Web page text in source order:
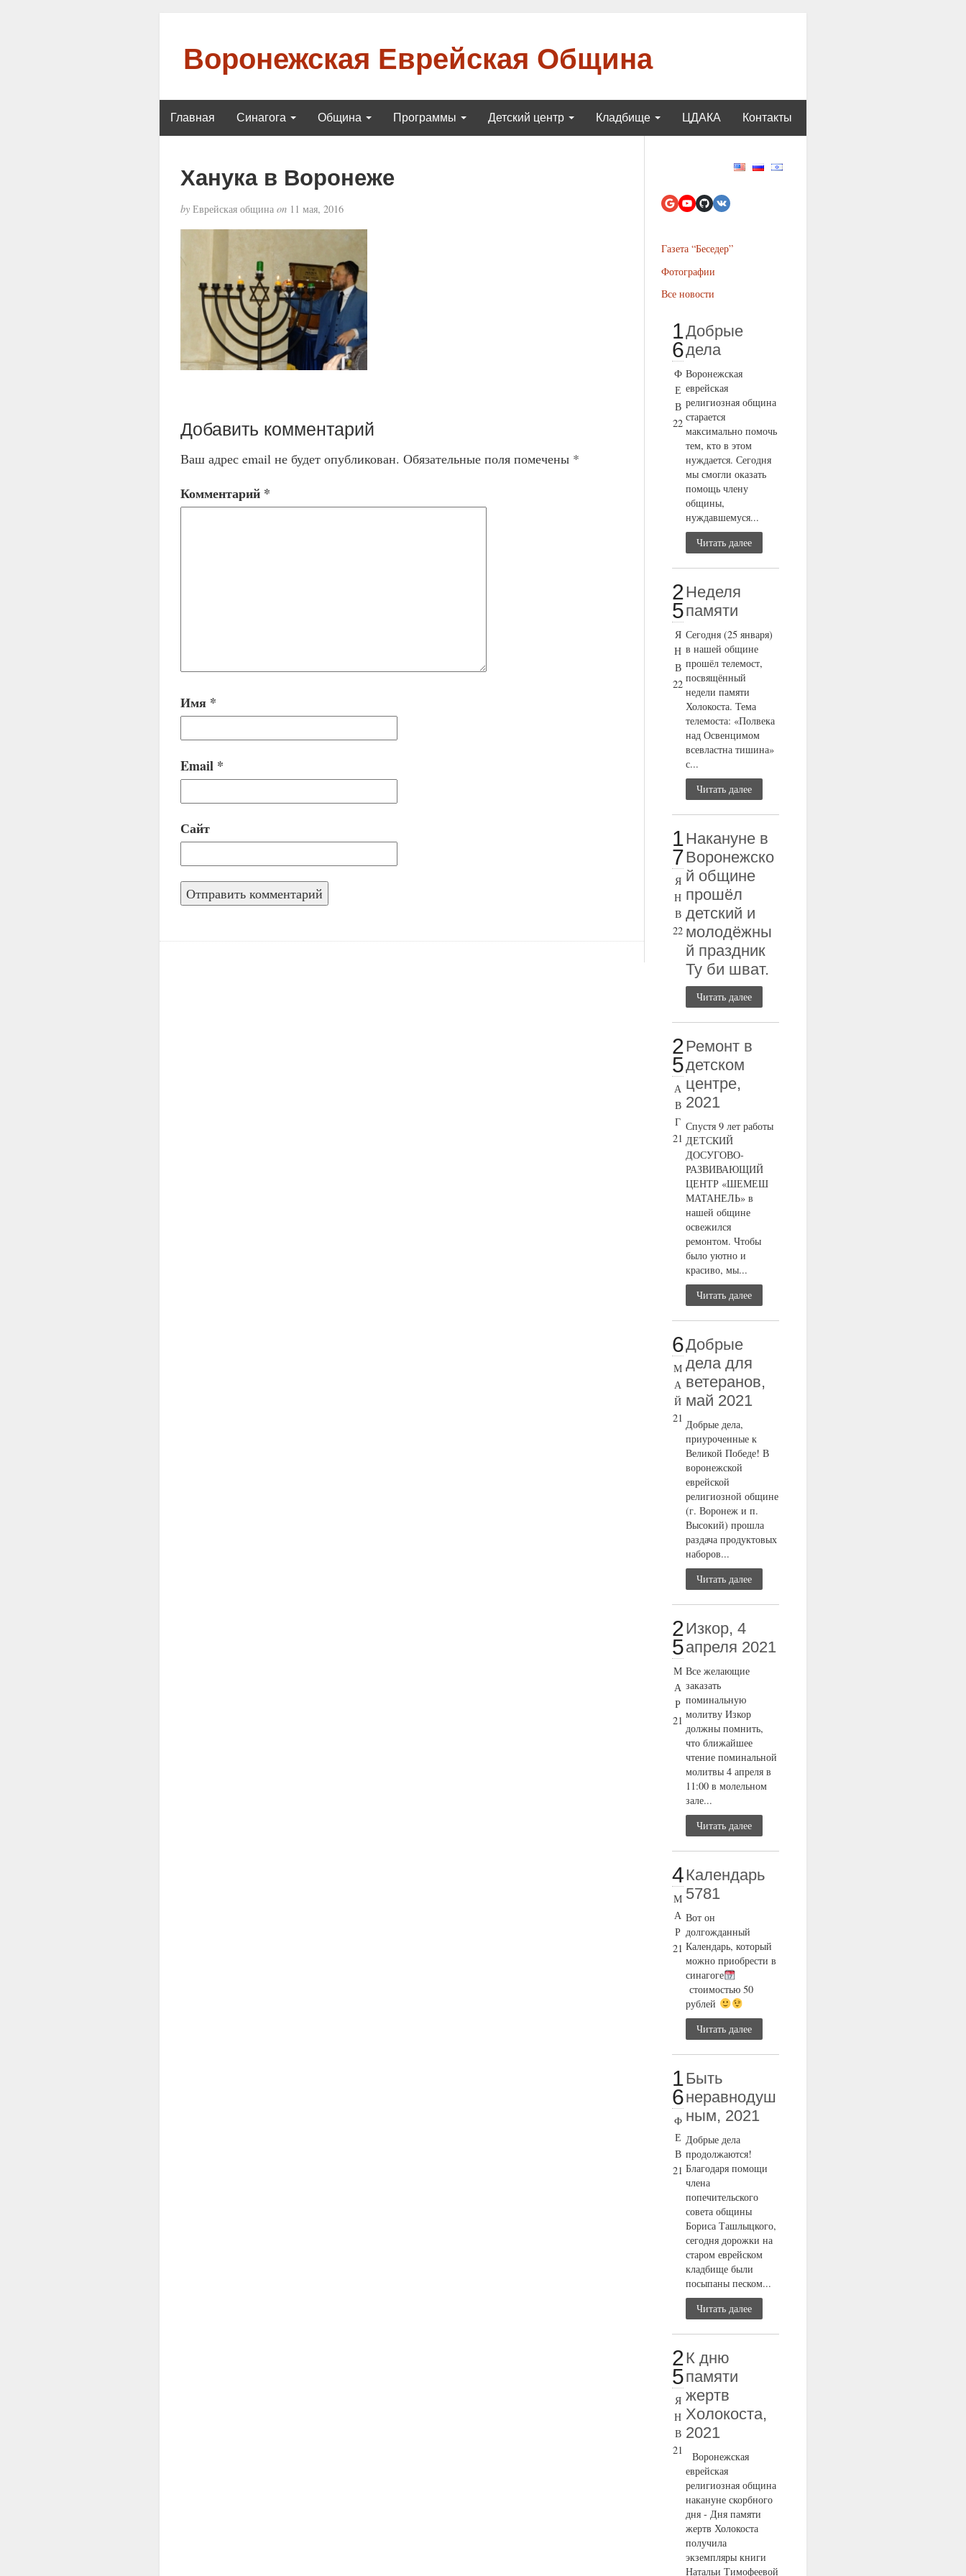
Воронежская Еврейская Община
Главная Синагога Община Программы Детский центр Кладбище ЦДАКА Контакты
Ханука в Воронеже
byЕврейская община on11 мая, 2016
Добавить комментарий
Ваш адрес email не будет опубликован. Обязательные поля помечены *
Комментарий *
Имя *
Email *
Сайт
Газета “Беседер”
Фотографии
Все новости
1
6
Ф
Е
В
22
Добрые
дела
Воронежская
еврейская
религиозная община
старается
максимально помочь
тем, кто в этом
нуждается. Сегодня
мы смогли оказать
помощь члену
общины,
нуждавшемуся...
Читать далее
2
5
Я
Н
В
22
Неделя
памяти
Сегодня (25 января)
в нашей общине
прошёл телемост,
посвящённый
недели памяти
Холокоста. Тема
телемоста: «Полвека
над Освенцимом
всевластна тишина»
с...
Читать далее
1
7
Я
Н
В
22
Накануне в
Воронежско
й общине
прошёл
детский и
молодёжны
й праздник
Ту би шват.
Читать далее
2
5
А
В
Г
21
Ремонт в
детском
центре,
2021
Спустя 9 лет работы
ДЕТСКИЙ
ДОСУГОВО-
РАЗВИВАЮЩИЙ
ЦЕНТР «ШЕМЕШ
МАТАНЕЛЬ» в
нашей общине
освежился
ремонтом. Чтобы
было уютно и
красиво, мы...
Читать далее
6
М
А
Й
21
Добрые
дела для
ветеранов,
май 2021
Добрые дела,
приуроченные к
Великой Победе! В
воронежской
еврейской
религиозной общине
(г. Воронеж и п.
Высокий) прошла
раздача продуктовых
наборов...
Читать далее
2
5
М
А
Р
21
Изкор, 4
апреля 2021
Все желающие
заказать
поминальную
молитву Изкор
должны помнить,
что ближайшее
чтение поминальной
молитвы 4 апреля в
11:00 в молельном
зале...
Читать далее
4
М
А
Р
21
Календарь
5781
Вот он
долгожданный
Календарь, который
можно приобрести в
синагоге
стоимостью 50
рублей
Читать далее
1
6
Ф
Е
В
21
Быть
неравнодуш
ным, 2021
Добрые дела
продолжаются!
Благодаря помощи
члена
попечительского
совета общины
Бориса Ташлыцкого,
сегодня дорожки на
старом еврейском
кладбище были
посыпаны песком...
Читать далее
2
5
Я
Н
В
21
К дню
памяти
жертв
Холокоста,
2021
Воронежская
еврейская
религиозная община
накануне скорбного
дня - Дня памяти
жертв Холокоста
получила
экземпляры книги
Натальи Тимофеевой